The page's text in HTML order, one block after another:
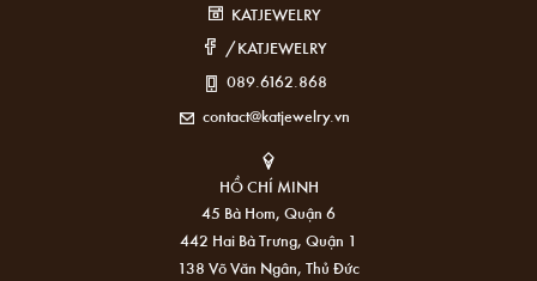
KATJEWELRY
/KATJEWELRY
089.6162.868
contact@katjewelry.vn
HỒ CHÍ MINH
45 Bà Hom, Quận 6
442 Hai Bà Trưng, Quận 1
138 Võ Văn Ngân, Thủ Đức